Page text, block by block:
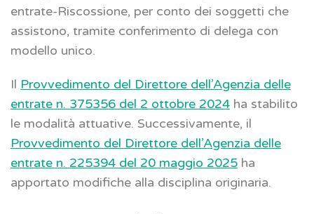
entrate-Riscossione, per conto dei soggetti che
assistono, tramite conferimento di delega con
modello unico.
Il Provvedimento del Direttore dell’Agenzia delle
entrate n. 375356 del 2 ottobre 2024 ha stabilito
le modalità attuative. Successivamente, il
Provvedimento del Direttore dell’Agenzia delle
entrate n. 225394 del 20 maggio 2025 ha
apportato modifiche alla disciplina originaria.